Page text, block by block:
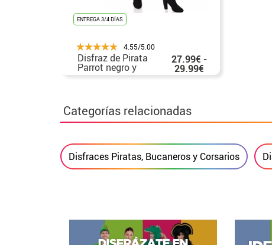
ENTREGA 3/4 DÍAS
4.55/5.00
Disfraz de Pirata
Parrot negro y
verde para mujer
27.99€ -
29.99€
Categorías relacionadas
Disfraces Piratas, Bucaneros y Corsarios